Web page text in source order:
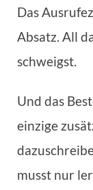
Das
Absatz. All
schweigst.
Und das
einzige
musst nur